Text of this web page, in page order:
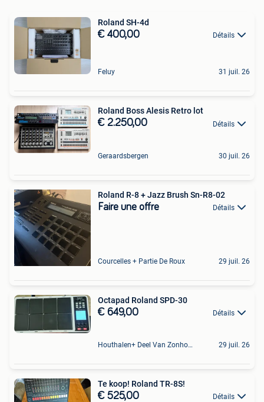
Roland SH-4d
€ 400,00 Détails
Feluy 31 juil. 26
Roland Boss Alesis Retro lot
€ 2.250,00 Détails
Geraardsbergen 30 juil. 26
Roland R-8 + Jazz Brush Sn-R8-02
Faire une offre Détails
Courcelles + Partie De Roux 29 juil. 26
Octapad Roland SPD-30
€ 649,00 Détails
Houthalen+ Deel Van Zonhoven En Zolder 29 juil. 26
Te koop! Roland TR-8S!
€ 525,00 Détails